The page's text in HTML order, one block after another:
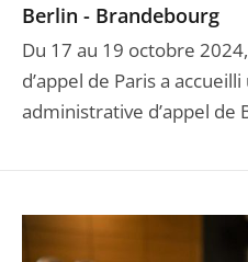
Berlin - Brandebourg
Du 17 au 19 octobre
d’appel de Paris a
administrative d’appel de